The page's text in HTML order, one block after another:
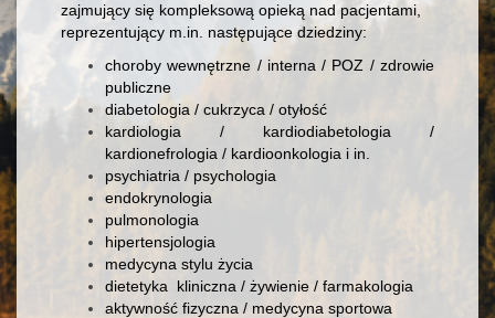
zajmujący się kompleksową opieką nad pacjentami,
reprezentujący m.in. następujące dziedziny:
choroby wewnętrzne / interna / POZ / zdrowie
publiczne
diabetologia / cukrzyca / otyłość
kardiologia / kardiodiabetologia /
kardionefrologia / kardioonkologia i in.
psychiatria / psychologia
endokrynologia
pulmonologia
hipertensjologia
medycyna stylu życia
dietetyka kliniczna / żywienie / farmakologia
aktywność fizyczna / medycyna sportowa